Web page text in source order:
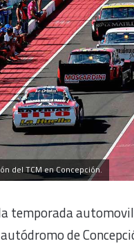
del TCM en Concepción.
temporada
de